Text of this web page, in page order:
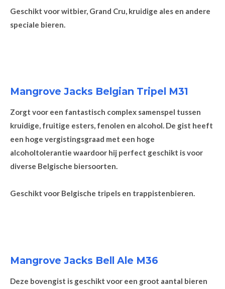
Geschikt voor witbier, Grand Cru, kruidige ales en andere
speciale bieren.
Mangrove Jacks Belgian Tripel M31
Zorgt voor een fantastisch complex samenspel tussen
kruidige, fruitige esters, fenolen en alcohol. De gist heeft
een hoge vergistingsgraad met een hoge
alcoholtolerantie waardoor hij perfect geschikt is voor
diverse Belgische biersoorten.
Geschikt voor Belgische tripels en trappistenbieren.
Mangrove Jacks Bell Ale M36
Deze bovengist is geschikt voor een groot aantal bieren